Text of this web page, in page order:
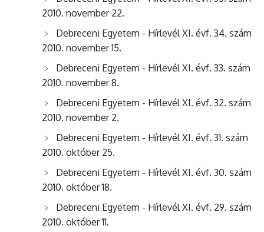
2010. november 22.
Debreceni Egyetem - Hírlevél XI. évf. 34. szám
2010. november 15.
Debreceni Egyetem - Hírlevél XI. évf. 33. szám
2010. november 8.
Debreceni Egyetem - Hírlevél XI. évf. 32. szám
2010. november 2.
Debreceni Egyetem - Hírlevél XI. évf. 31. szám
2010. október 25.
Debreceni Egyetem - Hírlevél XI. évf. 30. szám
2010. október 18.
Debreceni Egyetem - Hírlevél XI. évf. 29. szám
2010. október 11.